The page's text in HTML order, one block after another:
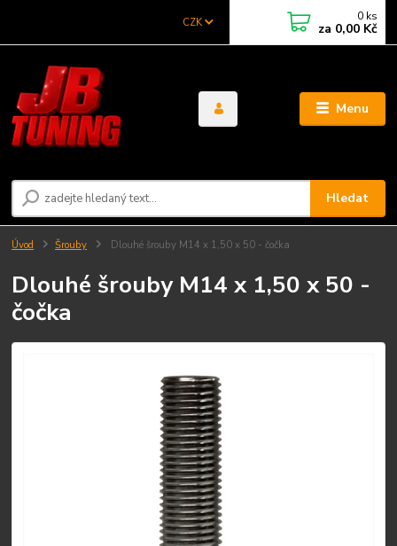
Menu
CZK
Hledat
0 ks
za 0,00 Kč
Úvod Šrouby Dlouhé šrouby M14 x 1,50 x 50 - čočka
Dlouhé šrouby M14 x 1,50 x 50 -
čočka